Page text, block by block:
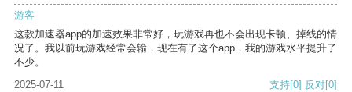
游客
这款加速器app的加速效果非常好，玩游戏再也不会出现卡顿、掉线的情
况了。我以前玩游戏经常会输，现在有了这个app，我的游戏水平提升了
不少。
2025-07-11
支持[0] 反对[0]